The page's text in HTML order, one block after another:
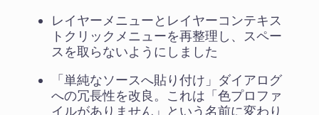
レイヤーメニューとレイヤーコンテキス
トクリックメニューを再整理し、スペー
スを取らないようにしました
「単純なソースへ貼り付け」ダイアログ
への冗長性を改良。これは「色プロファ
イルがありません」という名前に変わり